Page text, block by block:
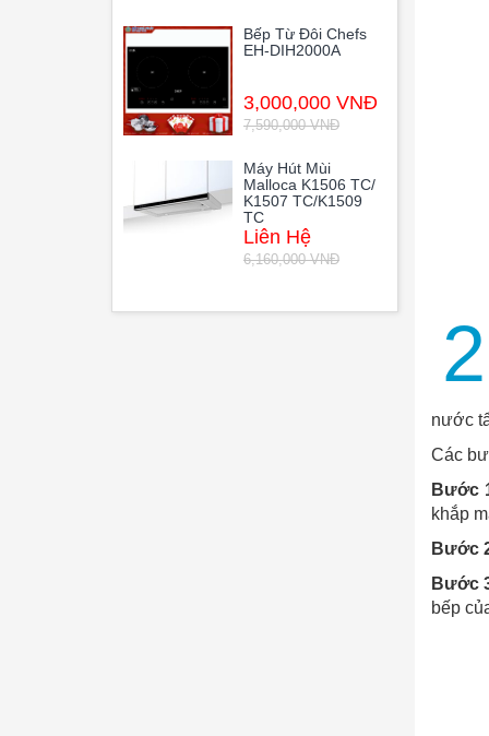
Bếp Từ Đôi Chefs
EH-DIH2000A
3,000,000 VNĐ
7,590,000 VNĐ
Máy Hút Mùi
Malloca K1506 TC/
K1507 TC/K1509
TC
Liên Hệ
6,160,000 VNĐ
2
nước
Các
Bước
khắp
Bước
Bước
bếp